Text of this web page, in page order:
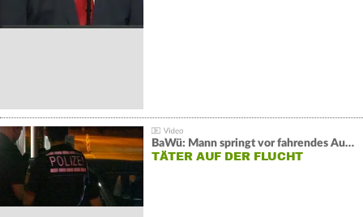
BaWü: Mann springt vor fahrendes Auto und schießt
TÄTER AUF DER FLUCHT